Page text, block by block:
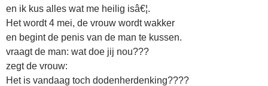
en ik kus alles wat me heilig isâ€¦.
Het wordt 4 mei, de vrouw wordt wakker
en begint de penis van de man te kussen.
vraagt de man: wat doe jij nou???
zegt de vrouw:
Het is vandaag toch dodenherdenking????